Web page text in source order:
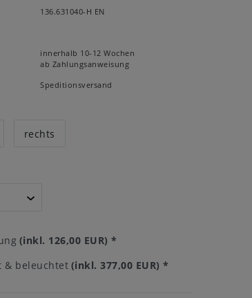
136.631040-H EN
innerhalb 10-12 Wochen
ab Zahlungsanweisung
Speditionsversand
rechts
(inkl. 126,00 EUR) *
& beleuchtet (inkl. 377,00 EUR) *